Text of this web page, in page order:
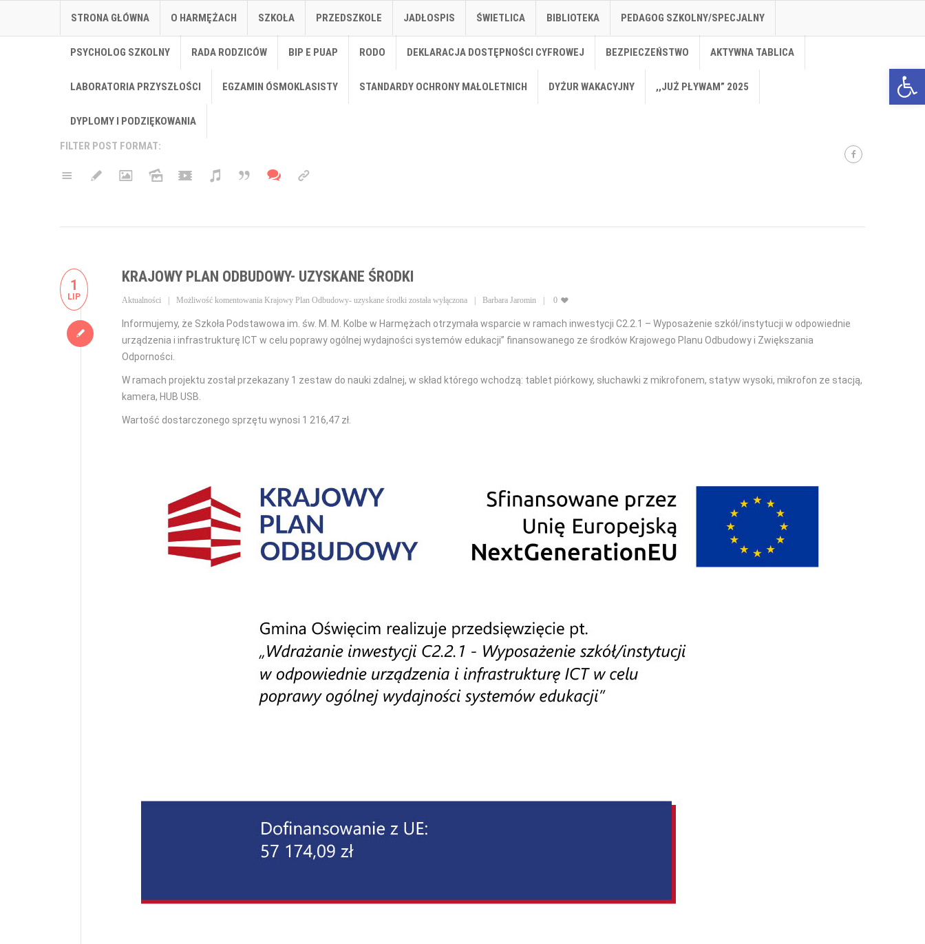
STRONA GŁÓWNA O HARMĘŻACH SZKOŁA PRZEDSZKOLE JADŁOSPIS ŚWIETLICA BIBLIOTEKA PEDAGOG SZKOLNY/SPECJALNY
PSYCHOLOG SZKOLNY RADA RODZICÓW BIP E PUAP RODO DEKLARACJA DOSTĘPNOŚCI CYFROWEJ BEZPIECZEŃSTWO AKTYWNA TABLICA
LABORATORIA PRZYSZŁOŚCI EGZAMIN ÓSMOKLASISTY STANDARDY OCHRONY MAŁOLETNICH DYŻUR WAKACYJNY ,,JUŻ PŁYWAM” 2025
DYPLOMY I PODZIĘKOWANIA
FILTER POST FORMAT:
1
LIP
KRAJOWY PLAN ODBUDOWY- UZYSKANE ŚRODKI
Aktualności Możliwość komentowania Krajowy Plan Odbudowy- uzyskane środki została wyłączona Barbara Jaromin 0
Informujemy, że Szkoła Podstawowa im. św. M. M. Kolbe w Harmężach otrzymała wsparcie w ramach inwestycji C2.2.1 – Wyposażenie szkół/instytucji w odpowiednie
urządzenia i infrastrukturę ICT w celu poprawy ogólnej wydajności systemów edukacji” finansowanego ze środków Krajowego Planu Odbudowy i Zwiększania
Odporności.
W ramach projektu został przekazany 1 zestaw do nauki zdalnej, w skład którego wchodzą: tablet piórkowy, słuchawki z mikrofonem, statyw wysoki, mikrofon ze stacją,
kamera, HUB USB.
Wartość dostarczonego sprzętu wynosi 1 216,47 zł.